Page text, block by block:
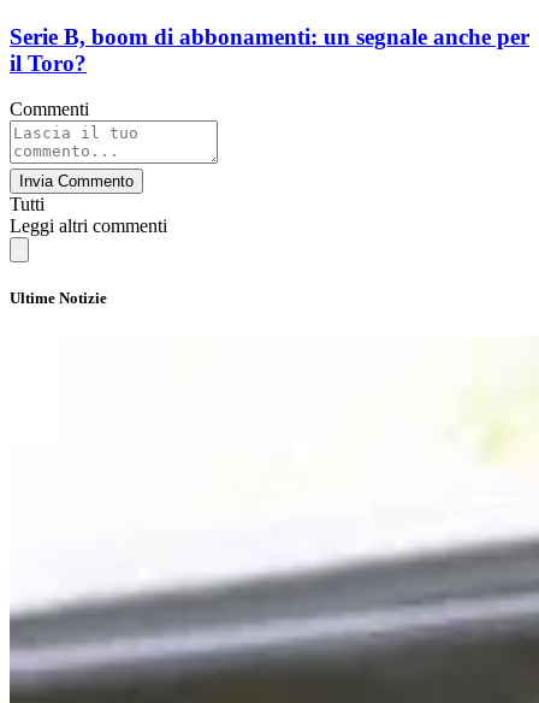
Serie B, boom di abbonamenti: un segnale anche per
il Toro?
Commenti
Invia Commento
Tutti
Leggi altri commenti
Ultime Notizie